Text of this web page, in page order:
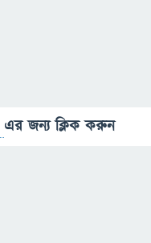
এর জন্য ক্লিক করুন